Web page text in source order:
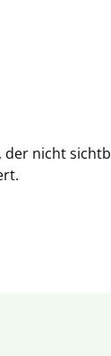
der nicht